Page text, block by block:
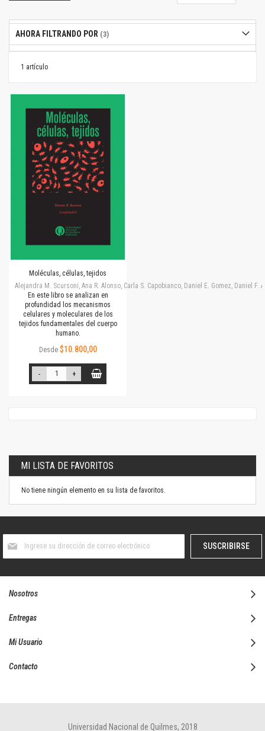
1 artículo
Moléculas, células, tejidos
Alejandra M. Scursoni, Ana R. Alonso, Carla S. Capobianco, Daniel E. Gomez, Daniel
En este libro se analizan en
profundidad los mecanismos
celulares y moleculares de los
tejidos fundamentales del cuerpo
humano.
Desde $10.800,00
- +
AHORA FILTRANDO POR
MI LISTA DE FAVORITOS
No tiene ningún elemento en su lista de favoritos.
boletín
SUSCRIBIRSE
Nosotros
Entregas
Mi Usuario
Contacto
Universidad Nacional de Quilmes, 2018